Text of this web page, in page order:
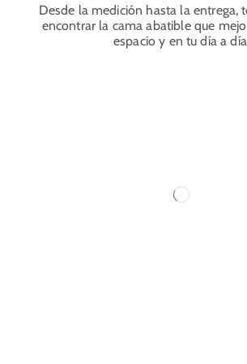
Desde la medición hasta la entrega,
encontrar la cama abatible que
espacio y en tu día a